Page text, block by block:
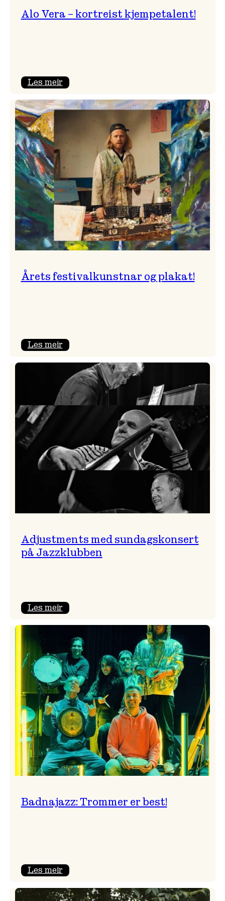
Alo Vera – kortreist kjempetalent!
Les meir:
Vera
kjempetalent!
Årets festivalkunstnar og plakat!
Les meir:
festivalkunstnar
og
plakat!
Adjustments med sundagskonsert
på Jazzklubben
Les meir:
sundagskonsert
på
Jazzklubben
Badnajazz: Trommer er best!
Les meir:
Trommer